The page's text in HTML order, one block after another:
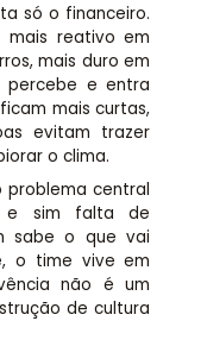
só o financeiro.
reativo em
mais duro em
percebe e entra
mais curtas,
evitam trazer
o clima.
problema central
e sim falta de
sabe o que vai
o time vive em
não é um
de cultura